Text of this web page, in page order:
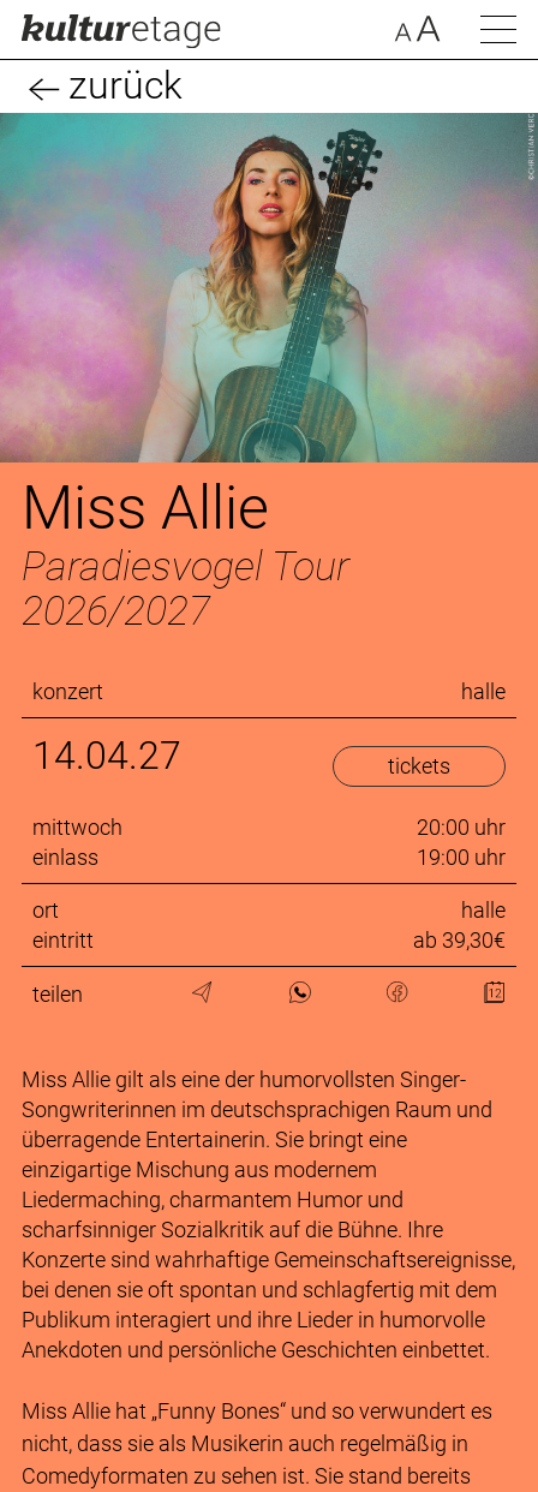
zurück
Miss Allie
Paradiesvogel Tour
2026/2027
konzert halle
14.04.27 tickets
mittwoch
20:00 uhr
einlass
19:00 uhr
ort
halle
eintritt
ab 39,30€
teilen
Miss Allie gilt als eine der humorvollsten Singer-
Songwriterinnen im deutschsprachigen Raum und
überragende Entertainerin. Sie bringt eine
einzigartige Mischung aus modernem
Liedermaching, charmantem Humor und
scharfsinniger Sozialkritik auf die Bühne. Ihre
Konzerte sind wahrhaftige Gemeinschaftsereignisse,
bei denen sie oft spontan und schlagfertig mit dem
Publikum interagiert und ihre Lieder in humorvolle
Anekdoten und persönliche Geschichten einbettet.
Miss Allie hat „Funny Bones“ und so verwundert es
nicht, dass sie als Musikerin auch regelmäßig in
Comedyformaten zu sehen ist. Sie stand bereits